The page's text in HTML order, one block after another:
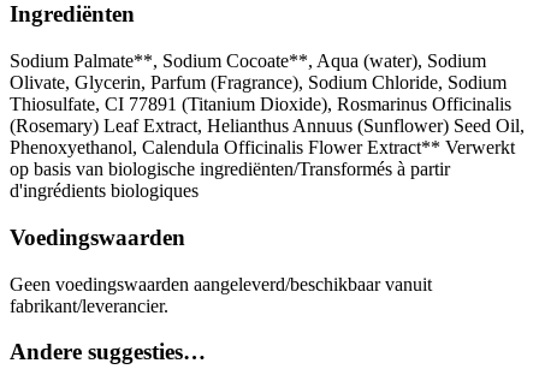
Ingrediënten
Sodium Palmate**, Sodium Cocoate**, Aqua (water), Sodium
Olivate, Glycerin, Parfum (Fragrance), Sodium Chloride, Sodium
Thiosulfate, CI 77891 (Titanium Dioxide), Rosmarinus Officinalis
(Rosemary) Leaf Extract, Helianthus Annuus (Sunflower) Seed Oil,
Phenoxyethanol, Calendula Officinalis Flower Extract** Verwerkt
op basis van biologische ingrediënten/Transformés à partir
d'ingrédients biologiques
Voedingswaarden
Geen voedingswaarden aangeleverd/beschikbaar vanuit
fabrikant/leverancier.
Andere suggesties…